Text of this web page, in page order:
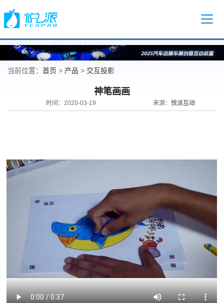
当前位置： 首页 > 产品 > 交互投影
神笔画画
时间：2020-03-19 来源： 悦派互动